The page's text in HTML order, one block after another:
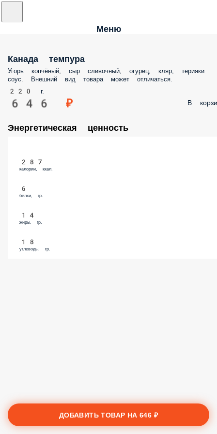
Меню
Канада темпура
Угорь копчёный, сыр сливочный, огурец, кляр, терияки
соус. Внешний вид товара может отличаться.
220 г.
646 ₽ В
Энергетическая ценность
287
калории, ккал.
6
белки, гр.
14
жиры, гр.
18
углеводы, гр.
ДОБАВИТЬ ТОВАР НА646 ₽